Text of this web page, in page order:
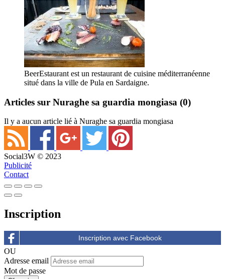
BeerEstaurant est un restaurant de cuisine méditerranéenne
situé dans la ville de Pula en Sardaigne.
Articles sur Nuraghe sa guardia mongiasa (0)
Il y a aucun article lié à Nuraghe sa guardia mongiasa
Social3W © 2023
Publicité
Contact
Inscription
OU
Adresse email
Mot de passe